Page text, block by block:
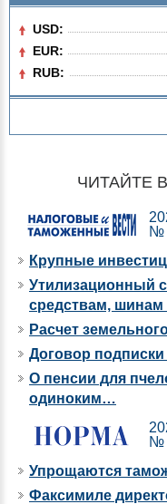
USD:
EUR:
RUB:
ЧИТАЙТЕ
№
Крупные
Утилизационный
средствам,
Расчет
Договор подписки
О пенсии для
одиноким…
№
Упрощаются
Факсимиле